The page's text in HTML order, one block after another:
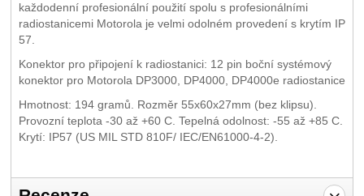
každodenní profesionální použití spolu s profesionálními
radiostanicemi Motorola je velmi odolném provedení s krytím IP
57.
Konektor pro připojení k radiostanici: 12 pin boční systémový
konektor pro Motorola DP3000, DP4000, DP4000e radiostanice
Hmotnost: 194 gramů. Rozměr 55x60x27mm (bez klipsu).
Provozní teplota -30 až +60 C. Tepelná odolnost: -55 až +85 C.
Krytí: IP57 (US MIL STD 810F/ IEC/EN61000-4-2).